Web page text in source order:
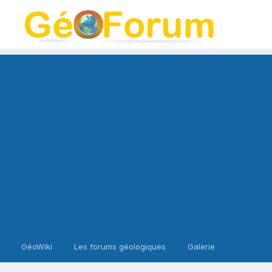
GéoWiki Les forums géologiques Galerie